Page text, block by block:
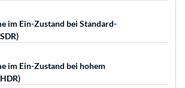
im Ein-Zustand bei Standard-
im Ein-Zustand bei hohem